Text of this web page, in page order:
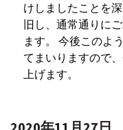
けしましたことを
旧し、通常通りに
ます。 今後このよ
てまいりますので
上げます。